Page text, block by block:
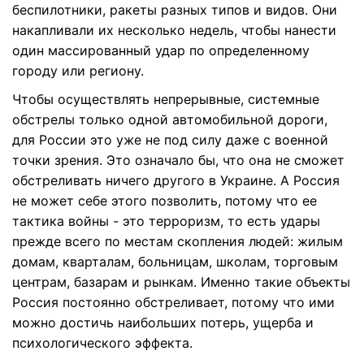
беспилотники, ракеты разных типов и видов. Они
накапливали их несколько недель, чтобы нанести
один массированный удар по определенному
городу или региону.
Чтобы осуществлять непрерывные, системные
обстрелы только одной автомобильной дороги,
для России это уже не под силу даже с военной
точки зрения. Это означало бы, что она не сможет
обстреливать ничего другого в Украине. А Россия
не может себе этого позволить, потому что ее
тактика войны - это терроризм, то есть удары
прежде всего по местам скопления людей: жилым
домам, кварталам, больницам, школам, торговым
центрам, базарам и рынкам. Именно такие объекты
Россия постоянно обстреливает, потому что ими
можно достичь наибольших потерь, ущерба и
психологического эффекта.